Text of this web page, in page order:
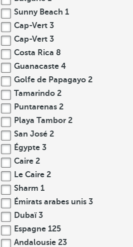
Sunny Beach 1
Cap-Vert 3
Cap-Vert 3
Costa Rica 8
Guanacaste 4
Golfe de Papagayo 2
Tamarindo 2
Puntarenas 2
Playa Tambor 2
San José 2
Égypte 3
Caire 2
Le Caire 2
Sharm 1
Émirats arabes unis 3
Dubaï3
Espagne 125
Andalousie 23